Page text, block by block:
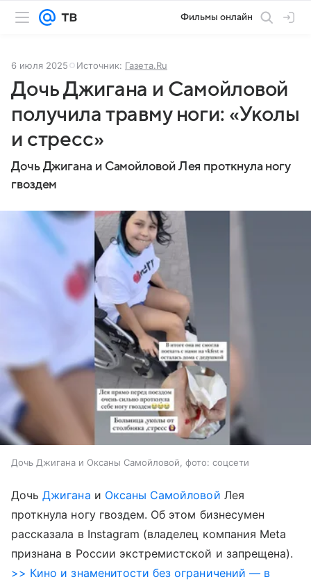
Фильмы онлайн
6 июля 2025 Источник: Газета.Ru
Дочь Джигана и Самойловой
получила травму ноги: «Уколы
и стресс»
Дочь Джигана и Самойловой Лея проткнула ногу
гвоздем
Дочь Джигана и Оксаны Самойловой, фото: соцсети
ДочьДжигана и Оксаны Самойловой Лея
проткнула ногу гвоздем. Об этом бизнесумен
рассказала в Instagram (владелец компания Meta
признана в России экстремистской и запрещена).
>> Кино и знаменитости без ограничений — в